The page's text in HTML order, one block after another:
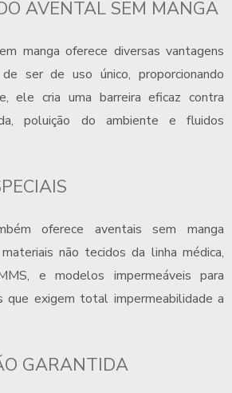
AVENTAL SEM MANGA
manga oferece diversas vantagens
ser de uso único, proporcionando
ele cria uma barreira eficaz contra
poluição do ambiente e fluidos
oferece aventais sem manga
não tecidos da linha médica,
e modelos impermeáveis para
que exigem total impermeabilidade a
GARANTIDA